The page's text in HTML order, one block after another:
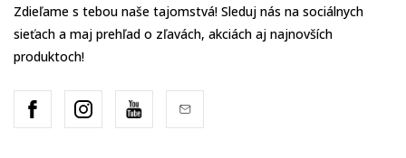
Zdieľame s tebou naše tajomstvá! Sleduj nás na sociálnych
sieťach a maj prehľad o zľavách, akciách aj najnovších
produktoch!